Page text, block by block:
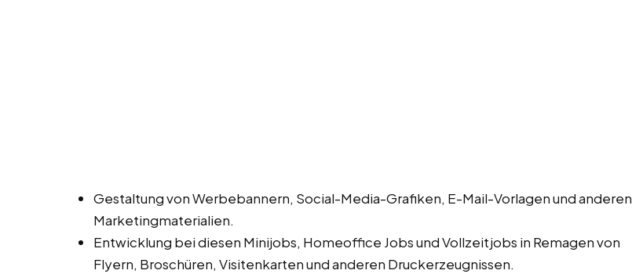
Gestaltung von Werbebannern, Social-Media-Grafiken, E-Mail-Vorlagen und anderen
Marketingmaterialien.
Entwicklung bei diesen Minijobs, Homeoffice Jobs und Vollzeitjobs in Remagen von
Flyern, Broschüren, Visitenkarten und anderen Druckerzeugnissen.